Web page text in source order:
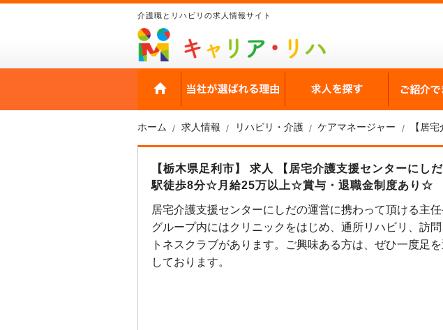
介護職とリハビリの求人情報サイト
当社が選ばれる理由 求人を探す
ホーム 求人情報 リハビリ・介護 ケアマネージャー
【栃木県足利市】 求人 【居宅介護支援センターにし
駅徒歩8分☆月給25万以上☆賞与・退職金制度あり☆
居宅介護支援センターにしだの運営に携わって頂ける主
グループ内にはクリニックをはじめ、通所リハビリ、訪
トネスクラブがあります。ご興味ある方は、ぜひ一度足
しております。